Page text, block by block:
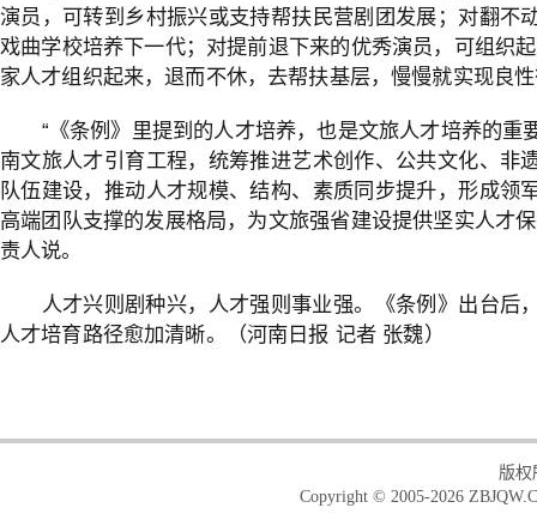
演员，可转到乡村振兴或支持帮扶民营剧团发展；对翻不
戏曲学校培养下一代；对提前退下来的优秀演员，可组织
家人才组织起来，退而不休，去帮扶基层，慢慢就实现良
“《条例》里提到的人才培养，也是文旅人才培养的重
南文旅人才引育工程，统筹推进艺术创作、公共文化、非
队伍建设，推动人才规模、结构、素质同步提升，形成领
高端团队支撑的发展格局，为文旅强省建设提供坚实人才
责人说。
人才兴则剧种兴，人才强则事业强。《条例》出台后
人才培育路径愈加清晰。（河南日报 记者 张魏）
版权
Copyright © 2005-2026